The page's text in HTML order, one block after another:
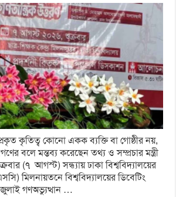
কৃতিত্ব কোনো একক ব্যক্তি বা গোষ্ঠীর নয়,
বলে মন্তব্য করেছেন তথ্য ও সম্প্রচার মন্ত্রী
(৭ আগস্ট) সন্ধ্যায় ঢাকা বিশ্ববিদ্যালয়ের
মিলনায়তনে বিশ্ববিদ্যালয়ের ডিবেটিং
গণঅভ্যুত্থান …